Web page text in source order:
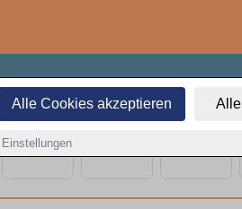
Alle Cookies akzeptieren
Einstellungen